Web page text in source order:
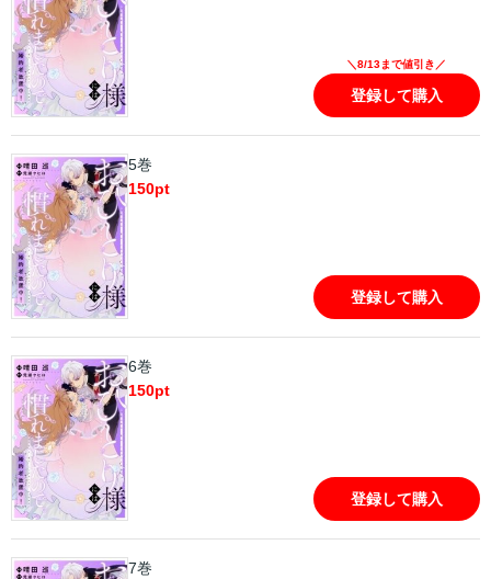
＼8/13まで値引き／
登録して購入
5巻
150pt
登録して購入
6巻
150pt
登録して購入
7巻